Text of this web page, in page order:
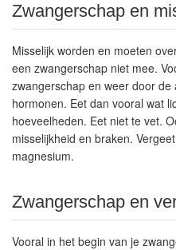
Zwangerschap en
Misselijk worden en moeten
een zwangerschap niet mee.
zwangerschap en weer door
hormonen. Eet dan vooral wat
hoeveelheden. Eet niet te vet.
misselijkheid en braken.
magnesium.
Zwangerschap en
Vooral in het begin van je